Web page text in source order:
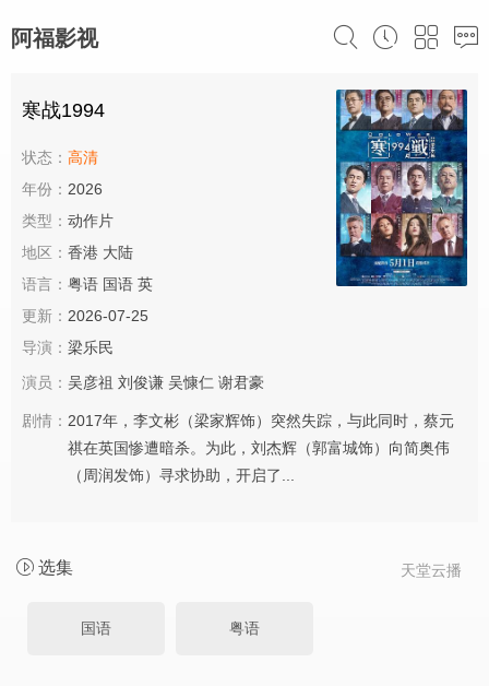
阿福影视
寒战1994
状态： 高清
年份： 2026
类型： 动作片
地区： 香港 大陆
语言： 粤语 国语 英
更新： 2026-07-25
导演： 梁乐民
演员： 吴彦祖 刘俊谦 吴慷仁 谢君豪
剧情： 2017年，李文彬（梁家辉饰）突然失踪，与此同时，蔡元
祺在英国惨遭暗杀。为此，刘杰辉（郭富城饰）向简奥伟
（周润发饰）寻求协助，开启了...
天堂云播
选集
国语 粤语